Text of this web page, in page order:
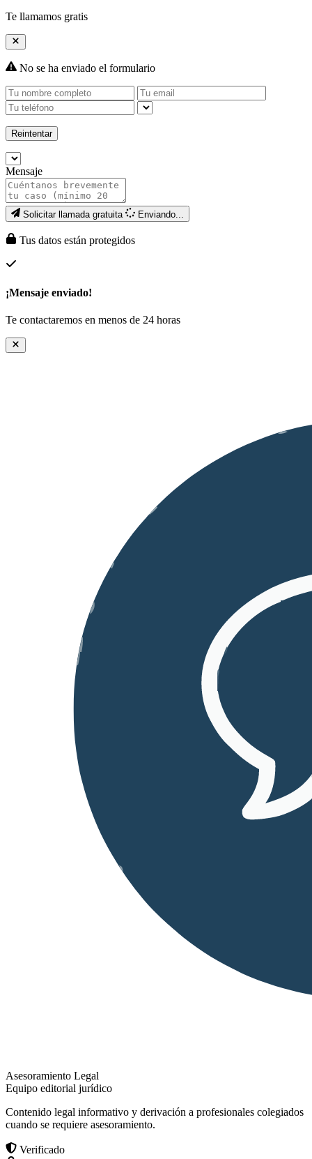
Te llamamos gratis
No se ha enviado el formulario
Reintentar
Mensaje
Solicitar llamada gratuita Enviando...
Tus datos están protegidos
¡Mensaje enviado!
Te contactaremos en menos de 24 horas
Asesoramiento Legal
Equipo editorial jurídico
Contenido legal informativo y derivación a profesionales colegiados
cuando se requiere asesoramiento.
Verificado